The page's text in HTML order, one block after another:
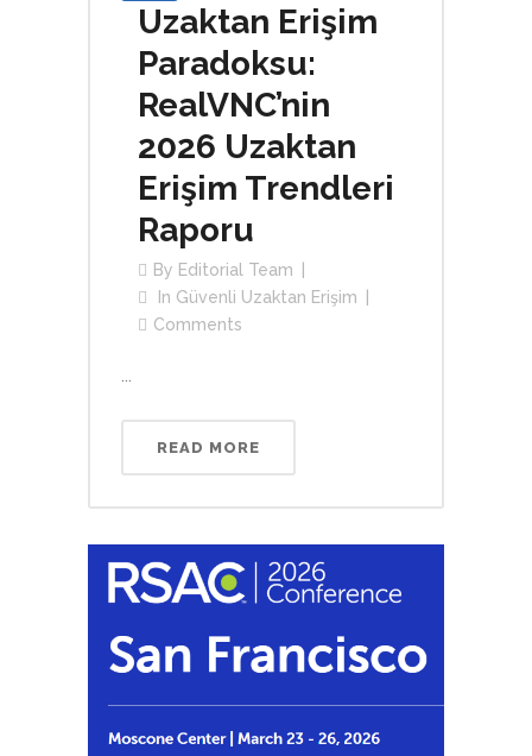
Uzaktan Erişim
Paradoksu:
RealVNC’nin
2026 Uzaktan
Erişim Trendleri
Raporu
By Editorial Team
In Güvenli Uzaktan Erişim
Comments
READ MORE